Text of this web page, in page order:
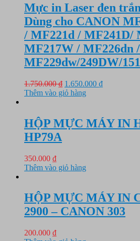
Mực in Laser đen
Dùng cho CANON
/ MF221d / MF241D/
MF217W / MF226dn
MF229dw/249DW/
1.750.000₫ Giá
gốc
1.650.000 ₫Giá
1.650.000
Thêm vào giỏ hàng
HỘP MỰC MÁY IN
HP79A
350.000 ₫
Thêm vào giỏ hàng
HỘP MỰC MÁY IN
2900 – CANON 303
200.000 ₫